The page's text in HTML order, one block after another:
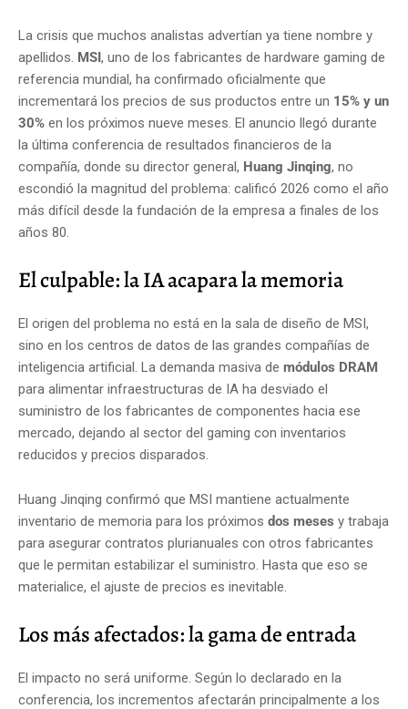
La crisis que muchos analistas advertían ya tiene nombre y
apellidos. MSI, uno de los fabricantes de hardware gaming de
referencia mundial, ha confirmado oficialmente que
incrementará los precios de sus productos entre un 15% y un
30% en los próximos nueve meses. El anuncio llegó durante
la última conferencia de resultados financieros de la
compañía, donde su director general, Huang Jinqing, no
escondió la magnitud del problema: calificó 2026 como el año
más difícil desde la fundación de la empresa a finales de los
años 80.
El culpable: la IA acapara la memoria
El origen del problema no está en la sala de diseño de MSI,
sino en los centros de datos de las grandes compañías de
inteligencia artificial. La demanda masiva de módulos DRAM
para alimentar infraestructuras de IA ha desviado el
suministro de los fabricantes de componentes hacia ese
mercado, dejando al sector del gaming con inventarios
reducidos y precios disparados.
Huang Jinqing confirmó que MSI mantiene actualmente
inventario de memoria para los próximos dos meses y trabaja
para asegurar contratos plurianuales con otros fabricantes
que le permitan estabilizar el suministro. Hasta que eso se
materialice, el ajuste de precios es inevitable.
Los más afectados: la gama de entrada
El impacto no será uniforme. Según lo declarado en la
conferencia, los incrementos afectarán principalmente a los